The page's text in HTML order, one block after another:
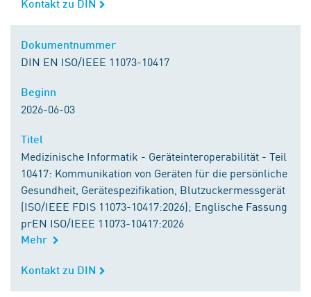
Kontakt zu DIN
Dokumentnummer
DIN EN ISO/IEEE 11073-10417
Beginn
2026-06-03
Titel
Medizinische Informatik - Geräteinteroperabilität - Teil
10417: Kommunikation von Geräten für die persönliche
Gesundheit, Gerätespezifikation, Blutzuckermessgerät
(ISO/IEEE FDIS 11073-10417:2026); Englische Fassung
prEN ISO/IEEE 11073-10417:2026
Mehr
Kontakt zu DIN
Kontakt zu DIN